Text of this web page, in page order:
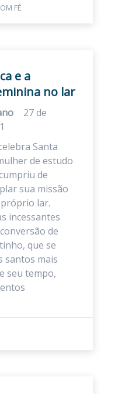
FÉ
e a
no lar
27 de
Santa
de estudo
de
sua missão
lar.
incessantes
de
que se
santos mais
seu tempo,